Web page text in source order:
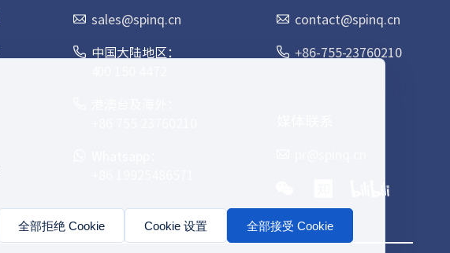
sales@spinq.cn
中国大陆地区：
contact@spinq.cn
+86-755-23760210
全部拒绝 Cookie Cookie 设置 全部接受 Cookie